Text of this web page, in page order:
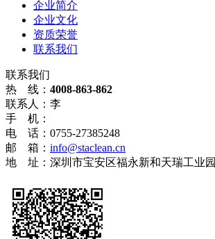
企业简介
企业文化
资质荣誉
联系我们
联系我们
热 线： 4008-863-862
联系人：李
手 机：
电 话：0755-27385248
邮 箱： info@staclean.cn
地 址：深圳市宝安区福永新和天瑞工业园